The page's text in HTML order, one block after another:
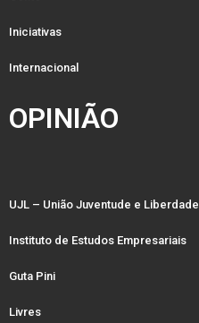
Iniciativas
Internacional
OPINIÃO
UJL – União Juventude e Liberdade
Instituto de Estudos Empresariais
Guta Pini
Livres